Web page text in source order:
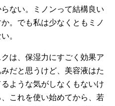
ない。ミノンって結構良い
。でも私は少なくともミノ
。
は、保湿力にすごく効果ア
だと思うけど、美容液はた
ような気がしなくもないけ
これを使い始めてから、若